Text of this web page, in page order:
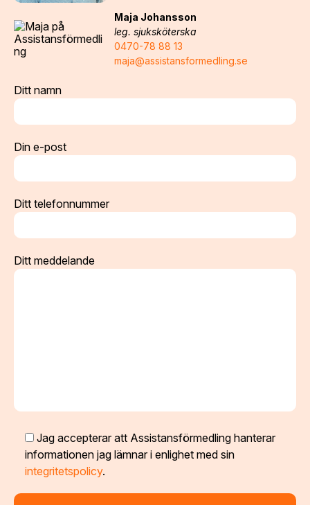
Maja Johansson
leg. sjuksköterska
0470-78 88 13
maja@assistansformedling.se
Ditt namn
Din e-post
Ditt telefonnummer
Ditt meddelande
Jag accepterar att Assistansförmedling hanterar
informationen jag lämnar i enlighet med sin
integritetspolicy.